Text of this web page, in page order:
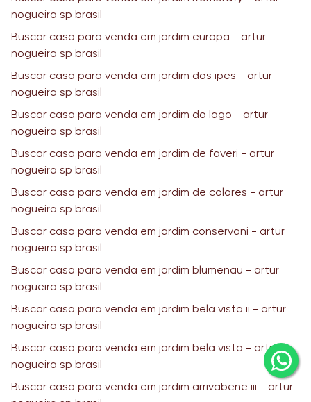
nogueira sp brasil
Buscar casa para venda em jardim europa - artur
nogueira sp brasil
Buscar casa para venda em jardim dos ipes - artur
nogueira sp brasil
Buscar casa para venda em jardim do lago - artur
nogueira sp brasil
Buscar casa para venda em jardim de faveri - artur
nogueira sp brasil
Buscar casa para venda em jardim de colores - artur
nogueira sp brasil
Buscar casa para venda em jardim conservani - artur
nogueira sp brasil
Buscar casa para venda em jardim blumenau - artur
nogueira sp brasil
Buscar casa para venda em jardim bela vista ii - artur
nogueira sp brasil
Buscar casa para venda em jardim bela vista - artur
nogueira sp brasil
Buscar casa para venda em jardim arrivabene iii - artur